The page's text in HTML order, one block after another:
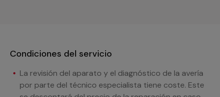
Condiciones del servicio
La revisión del aparato y el diagnóstico de la avería
por parte del técnico especialista tiene coste. Este